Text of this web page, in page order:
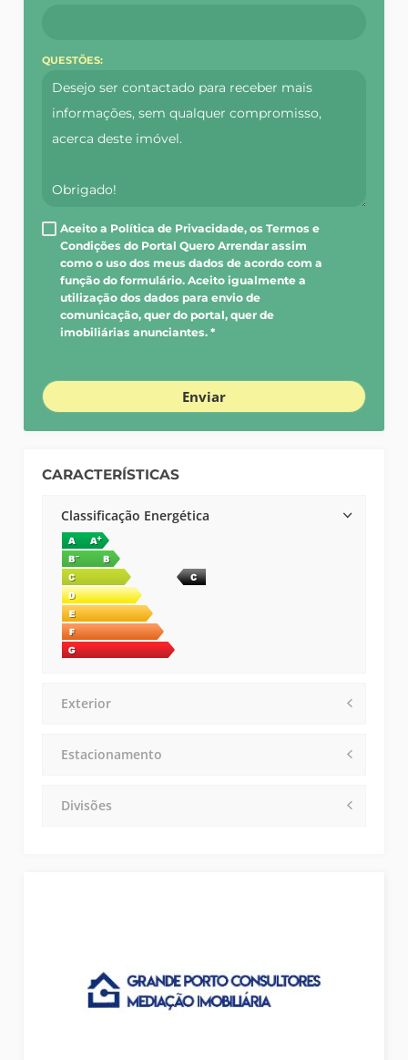
QUESTÕES:
Aceito a Política de Privacidade, os Termos e
Condições do Portal Quero Arrendar assim
como o uso dos meus dados de acordo com a
função do formulário. Aceito igualmente a
utilização dos dados para envio de
comunicação, quer do portal, quer de
imobiliárias anunciantes. *
Enviar
CARACTERÍSTICAS
Classificação Energética
Exterior
Estacionamento
Divisões